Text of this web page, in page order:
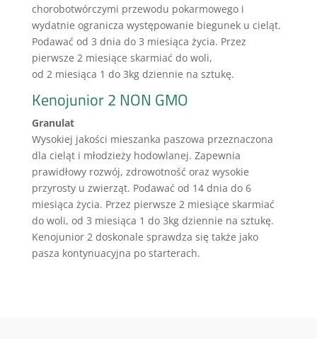
chorobotwórczymi przewodu pokarmowego i
wydatnie ogranicza występowanie biegunek u cieląt.
Podawać od 3 dnia do 3 miesiąca życia. Przez
pierwsze 2 miesiące skarmiać do woli,
od 2 miesiąca 1 do 3kg dziennie na sztukę.
Kenojunior 2 NON GMO
Granulat
Wysokiej jakości mieszanka paszowa przeznaczona
dla cieląt i młodzieży hodowlanej. Zapewnia
prawidłowy rozwój, zdrowotność oraz wysokie
przyrosty u zwierząt. Podawać od 14 dnia do 6
miesiąca życia. Przez pierwsze 2 miesiące skarmiać
do woli, od 3 miesiąca 1 do 3kg dziennie na sztukę.
Kenojunior 2 doskonale sprawdza się także jako
pasza kontynuacyjna po starterach.